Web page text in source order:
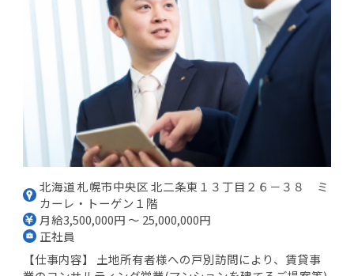
北海道 札幌市中央区 北二条東１３丁目２６－３８ ミ
カーレ・トーゲン１階
月給3,500,000円 ～ 25,000,000円
正社員
【仕事内容】 土地所有者様への戸別訪問により、賃貸事